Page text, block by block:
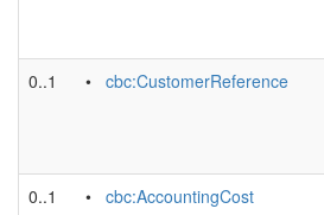
0..1 • cbc:CustomerReference
0..1 • cbc:AccountingCost